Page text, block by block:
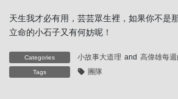
天生我才必有用，芸芸眾生裡，如果你不是
立命的小石子又有何妨呢！
Categories 小故事大道理 and 高偉雄每
Tags 團隊